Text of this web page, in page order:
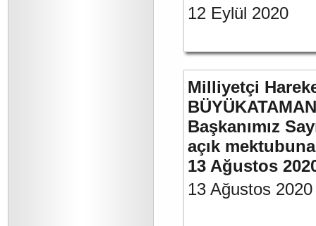
12 Eylül 2020
Milliyetçi
Başkanımız
açık
13 Ağustos
13 Ağustos 2020